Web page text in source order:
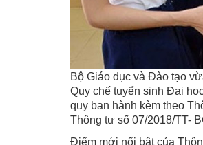
Bộ Giáo dục và Đào tạo
Quy chế tuyển sinh Đại
quy ban hành kèm theo
Thông tư số 07/2018/TT-
Điểm mới nổi bật của